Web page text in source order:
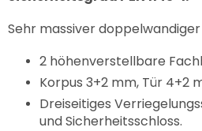
Sehr massiver
2 höhenverstellbare
Korpus 3+2 mm, Tür 4+2
Dreiseitiges
und Sicherheitsschloss.